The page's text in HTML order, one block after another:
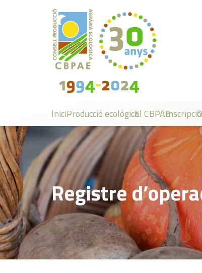
IniciProducció ecològicaEl CBPAEInscripció
Registre